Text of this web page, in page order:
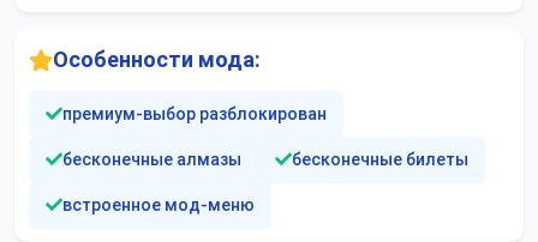
Особенности мода:
премиум-выбор разблокирован
бесконечные алмазы бесконечные билеты
встроенное мод-меню